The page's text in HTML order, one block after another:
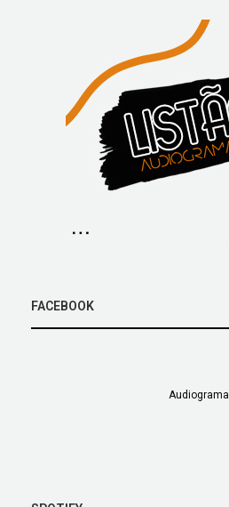
FACEBOOK
Audiograma